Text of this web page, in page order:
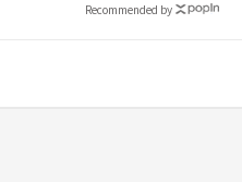
Recommended by